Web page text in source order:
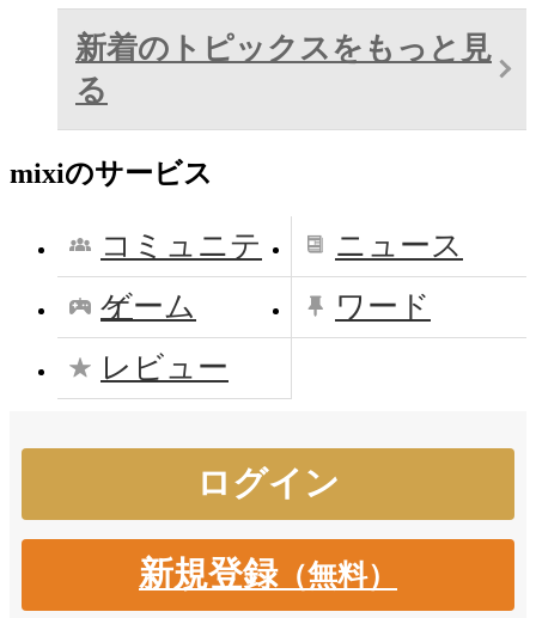
新着のトピックスをもっと見
る
mixiのサービス
コミュニテ
ィ
ニュース
ゲーム
ワード
レビュー
新規登録（無料）